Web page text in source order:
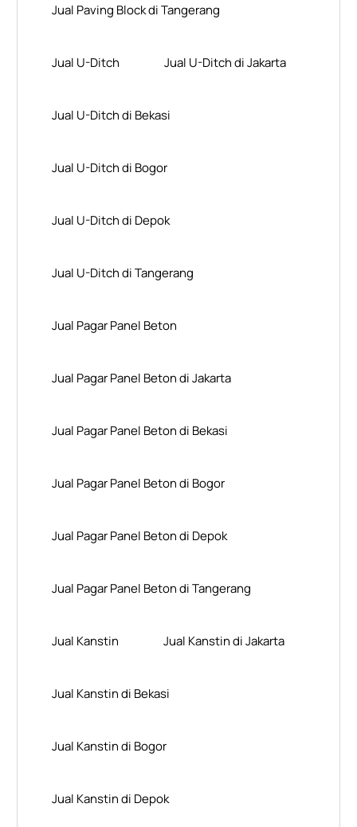
Jual Paving Block di Tangerang
Jual U-Ditch Jual U-Ditch di Jakarta
Jual U-Ditch di Bekasi
Jual U-Ditch di Bogor
Jual U-Ditch di Depok
Jual U-Ditch di Tangerang
Jual Pagar Panel Beton
Jual Pagar Panel Beton di Jakarta
Jual Pagar Panel Beton di Bekasi
Jual Pagar Panel Beton di Bogor
Jual Pagar Panel Beton di Depok
Jual Pagar Panel Beton di Tangerang
Jual Kanstin Jual Kanstin di Jakarta
Jual Kanstin di Bekasi
Jual Kanstin di Bogor
Jual Kanstin di Depok